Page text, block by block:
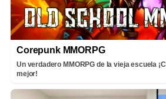
Corepunk MMORPG
Un verdadero MMORPG de la vieja escuela
mejor!